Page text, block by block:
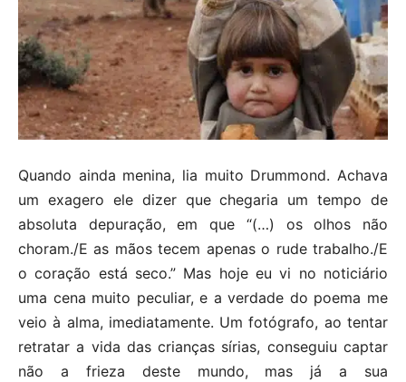
Quando ainda menina, lia muito Drummond. Achava
um exagero ele dizer que chegaria um tempo de
absoluta depuração, em que “(…) os olhos não
choram./E as mãos tecem apenas o rude trabalho./E
o coração está seco.” Mas hoje eu vi no noticiário
uma cena muito peculiar, e a verdade do poema me
veio à alma, imediatamente. Um fotógrafo, ao tentar
retratar a vida das crianças sírias, conseguiu captar
não a frieza deste mundo, mas já a sua